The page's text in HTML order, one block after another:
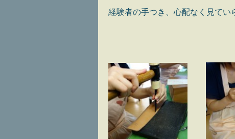
経験者の手つき、心配なく見てい